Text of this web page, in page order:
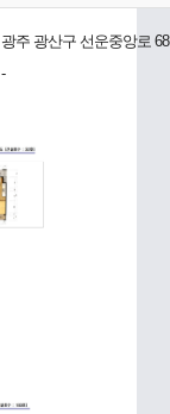
광주 광산구 선운중앙로 68
-